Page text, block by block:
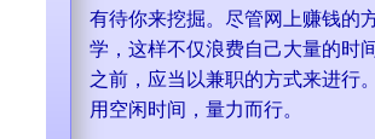
有待你来挖掘。尽管网上赚钱的
学，这样不仅浪费自己大量的时
之前，应当以兼职的方式来进行
用空闲时间，量力而行。